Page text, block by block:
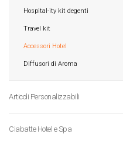
Hospital-ity kit degenti
Travel kit
Accessori Hotel
Diffusori di Aroma
Articoli Personalizzabili
Ciabatte Hotel e Spa